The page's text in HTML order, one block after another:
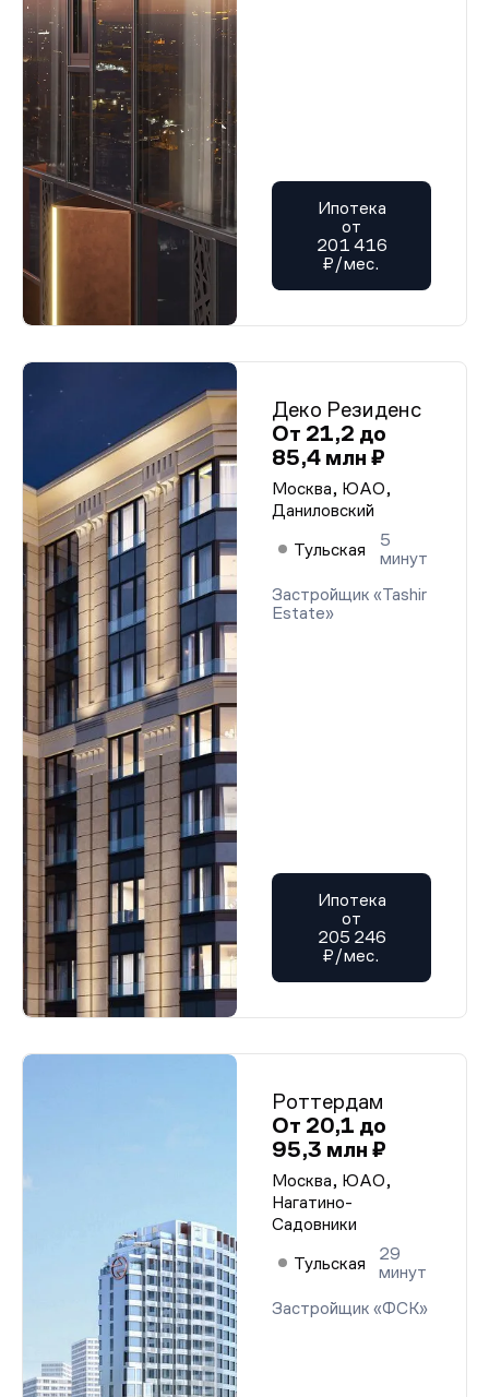
Ипотека
от
201 416
₽/мес.
Деко Резиденс
От 21,2 до
85,4 млн ₽
Москва, ЮАО,
Даниловский
Тульская
5
минут
Застройщик «Tashir
Estate»
Ипотека
от
205 246
₽/мес.
Роттердам
От 20,1 до
95,3 млн ₽
Москва, ЮАО,
Нагатино-
Садовники
Тульская
29
минут
Застройщик «ФСК»